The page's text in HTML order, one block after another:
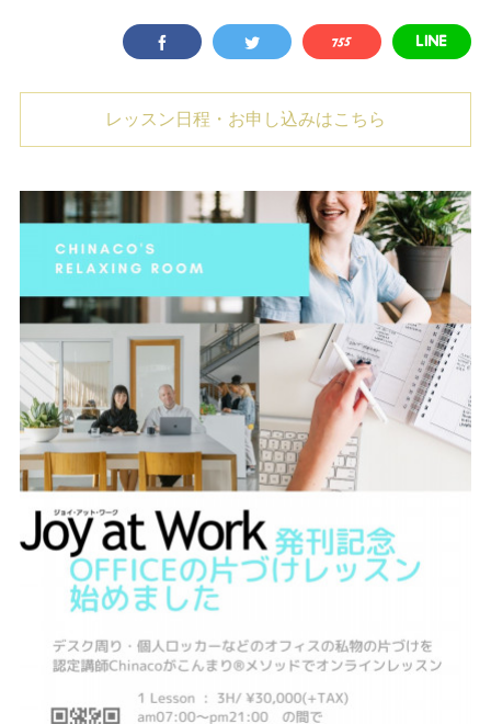
レッスン日程・お申し込みはこちら